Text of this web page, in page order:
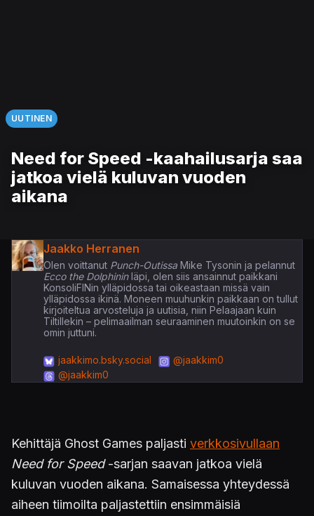
UUTINEN
Need for Speed -kaahailusarja saa
jatkoa vielä kuluvan vuoden
aikana
Jaakko Herranen
Olen voittanutPunch-OutissaMike Tysonin ja pelannut
Ecco the Dolphininläpi, olen siis ansainnut paikkani
KonsoliFINin ylläpidossa tai oikeastaan missä vain
ylläpidossa ikinä. Moneen muuhunkin paikkaan on tullut
kirjoiteltua arvosteluja ja uutisia, niin Pelaajaan kuin
Tiltillekin – pelimaailman seuraaminen muutoinkin on se
omin juttuni.
jaakkimo.bsky.social
@jaakkim0
@jaakkim0
Kehittäjä Ghost Games paljasti verkkosivullaan
Need for Speed-sarjan saavan jatkoa vielä
kuluvan vuoden aikana. Samaisessa yhteydessä
aiheen tiimoilta paljastettiin ensimmäisiä